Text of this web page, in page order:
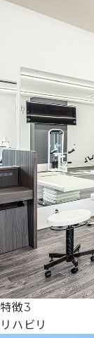
特徴3
リハビリ